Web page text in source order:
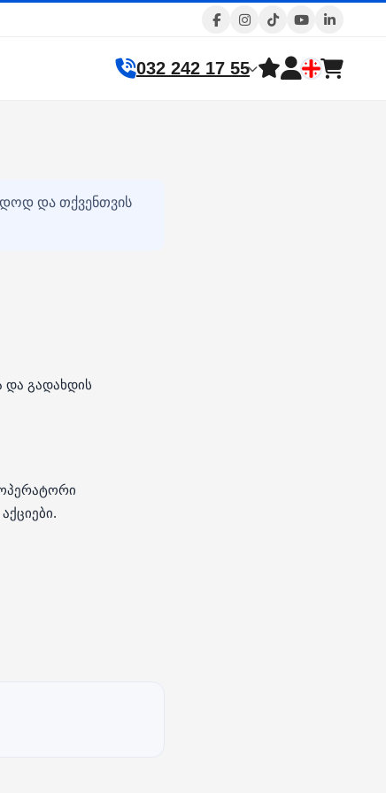
032 242 17 55
და თქვენთვის
და გადახდის